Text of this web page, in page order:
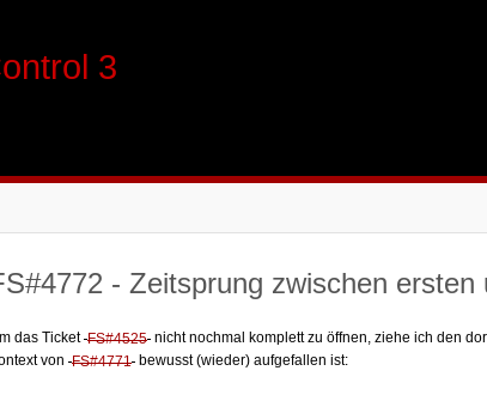
3
- Zeitsprung zwischen
das Ticket FS#4525 nicht nochmal komplett zu öffnen, ziehe ich den
von FS#4771 bewusst (wieder) aufgefallen ist: